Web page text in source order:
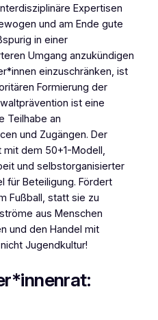
Expertisen
und am Ende gute
in einer
Umgang anzukündigen
einzuschränken, ist
Formierung der
ist eine
Teilhabe an
und Zugängen. Der
dem 50+1-Modell,
und selbstorganisierter
für Beteiligung. Fördert
Fußball, statt sie zu
aus Menschen
und den Handel mit
Jugendkultur!